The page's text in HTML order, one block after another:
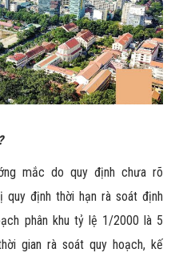
mắc do quy định chưa rõ
quy định thời hạn rà soát định
phân khu tỷ lệ 1/2000 là 5
gian rà soát quy hoạch, kế